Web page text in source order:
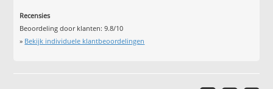
Recensies
Beoordeling door klanten:9.8/10
» Bekijk individuele klantbeoordelingen